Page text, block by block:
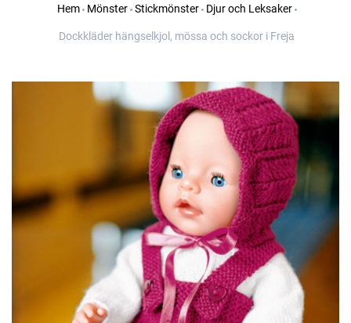
Hem Mönster Stickmönster Djur och Leksaker
Dockkläder hängselkjol, mössa och sockor i Freja